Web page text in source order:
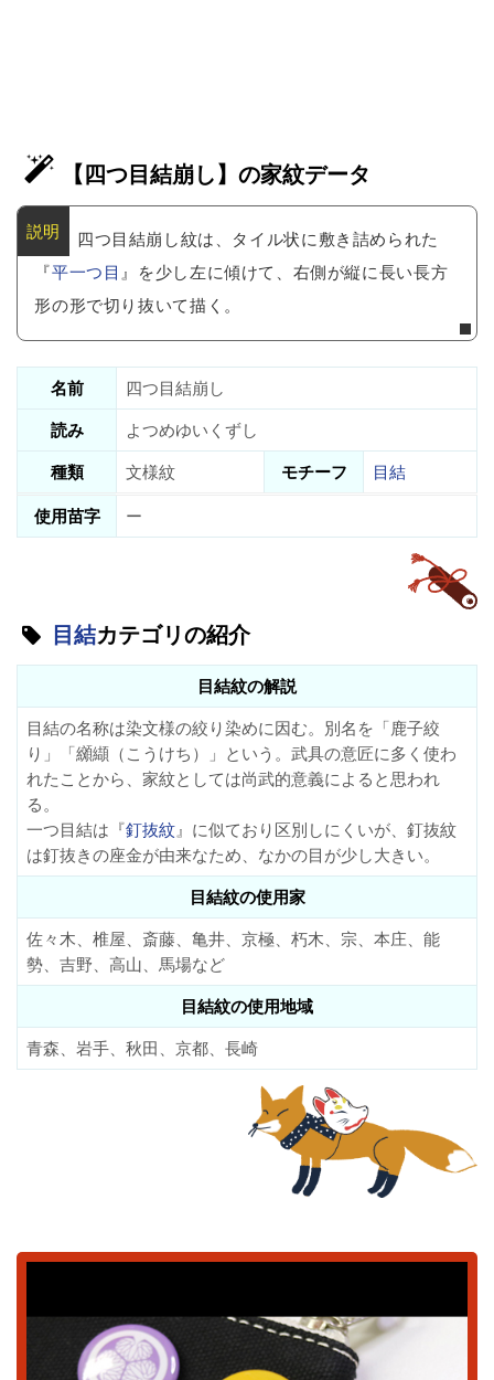
【四つ目結崩し】の家紋データ
四つ目結崩し紋は、タイル状に敷き詰められた
『平一つ目』を少し左に傾けて、右側が縦に長い長方
形の形で切り抜いて描く。
名前
四つ目結崩し
読み
よつめゆいくずし
種類
文様紋 モチーフ
目結
使用苗字
ー
目結カテゴリの紹介
目結紋の解説
目結の名称は染文様の絞り染めに因む。別名を「鹿子絞
り」「纐纈（こうけち）」という。武具の意匠に多く使わ
れたことから、家紋としては尚武的意義によると思われ
る。
一つ目結は『釘抜紋』に似ており区別しにくいが、釘抜紋
は釘抜きの座金が由来なため、なかの目が少し大きい。
目結紋の使用家
佐々木、椎屋、斎藤、亀井、京極、朽木、宗、本庄、能
勢、吉野、高山、馬場など
目結紋の使用地域
青森、岩手、秋田、京都、長崎